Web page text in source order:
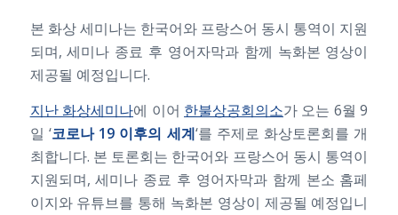
본 화상 세미나는 한국어와 프랑스어 동시 통역이 지원
되며, 세미나 종료 후 영어자막과 함께 녹화본 영상이
제공될 예정입니다.
지난 화상세미나에 이어 한불상공회의소가 오는 6월 9
일 ‘코로나19 이후의 세계‘를 주제로 화상토론회를 개
최합니다. 본 토론회는 한국어와 프랑스어 동시 통역이
지원되며, 세미나 종료 후 영어자막과 함께 본소 홈페
이지와 유튜브를 통해 녹화본 영상이 제공될 예정입니